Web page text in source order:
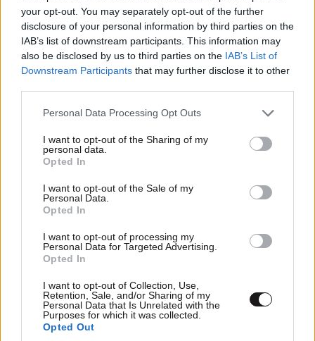
your opt-out. You may separately opt-out of the further
disclosure of your personal information by third parties on the
IAB’s list of downstream participants. This information may
also be disclosed by us to third parties on the IAB’s List of
Downstream Participants that may further disclose it to other
Please note that this website/app uses one or more Google
not limited to your visit or usage behaviour. You may click to
grant or deny consent to Google and its third-party tags to
use your data for below specified purposes in below Google
consent section.
Personal Data Processing Opt Outs
I want to opt-out of the Sharing of my
personal data.
Opted In
I want to opt-out of the Sale of my
Personal Data.
Opted In
I want to opt-out of processing my
Personal Data for Targeted Advertising.
Opted In
I want to opt-out of Collection, Use,
Retention, Sale, and/or Sharing of my
Personal Data that Is Unrelated with the
Purposes for which it was collected.
Opted Out
Xαρακτήρες: 0/1000
Διαβάστε και ακολουθήστε τους κανόνες σχολιασμού
TRENDING